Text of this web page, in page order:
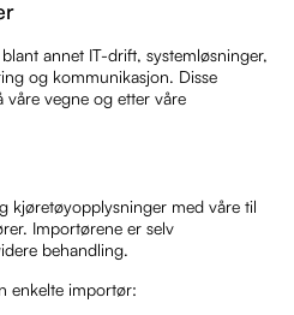
annet IT-drift, systemløsninger,
og kommunikasjon. Disse
vegne og etter våre
kjøretøyopplysninger med våre til
Importørene er selv
behandling.
enkelte importør: